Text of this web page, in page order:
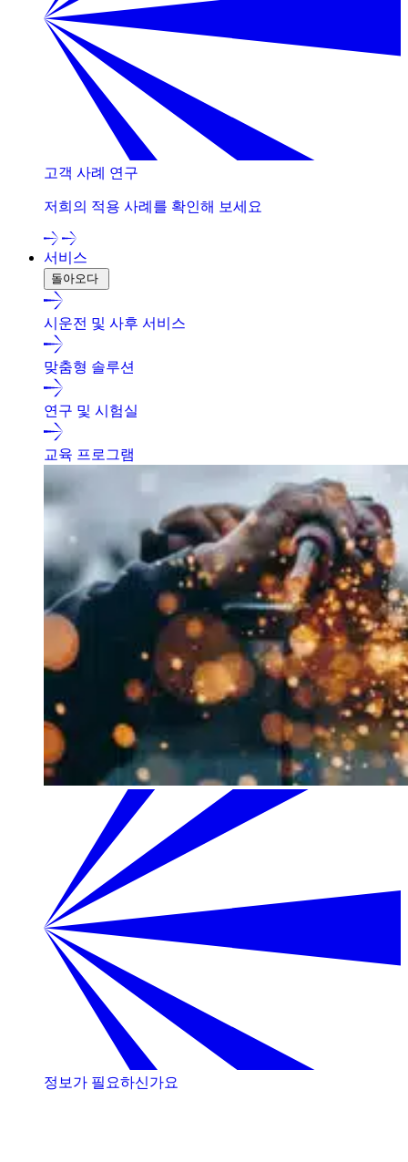
고객 사례 연구
저희의 적용 사례를 확인해 보세요
서비스
돌아오다
시운전 및 사후 서비스
맞춤형 솔루션
연구 및 시험실
교육 프로그램
정보가 필요하신가요